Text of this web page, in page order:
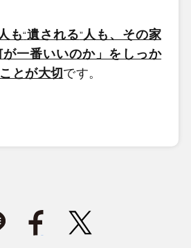
も“遺される”人も、その家
一番いいのか」をしっか
とが大切 です。